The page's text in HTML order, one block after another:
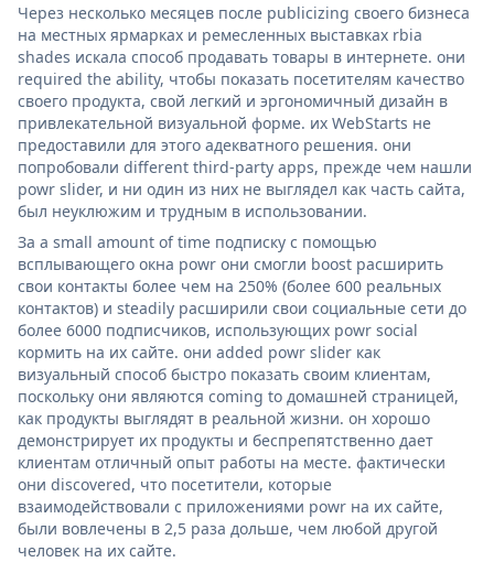
Через несколько месяцев после publicizing своего бизнеса
на местных ярмарках и ремесленных выставках rbia
shades искала способ продавать товары в интернете. они
required the ability, чтобы показать посетителям качество
своего продукта, свой легкий и эргономичный дизайн в
привлекательной визуальной форме. их WebStarts не
предоставили для этого адекватного решения. они
попробовали different third-party apps, прежде чем нашли
powr slider, и ни один из них не выглядел как часть сайта,
был неуклюжим и трудным в использовании.
За a small amount of time подписку с помощью
всплывающего окна powr они смогли boost расширить
свои контакты более чем на 250% (более 600 реальных
контактов) и steadily расширили свои социальные сети до
более 6000 подписчиков, использующих powr social
кормить на их сайте. они added powr slider как
визуальный способ быстро показать своим клиентам,
поскольку они являются coming to домашней страницей,
как продукты выглядят в реальной жизни. он хорошо
демонстрирует их продукты и беспрепятственно дает
клиентам отличный опыт работы на месте. фактически
они discovered, что посетители, которые
взаимодействовали с приложениями powr на их сайте,
были вовлечены в 2,5 раза дольше, чем любой другой
человек на их сайте.